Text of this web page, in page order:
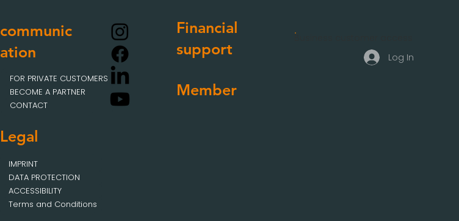
communic
ation
FOR PRIVATE CUSTOMERS
BECOME A PARTNER
CONTACT
Legal
IMPRINT
DATA PROTECTION
ACCESSIBILITY
Terms and Conditions
Financial
support
Member
Log In